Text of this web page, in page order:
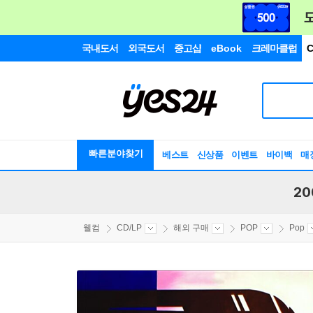
국내도서 외국도서 중고샵 eBook 크레마클럽
빠른분야찾기 베스트 신상품 이벤트 바이백 매
웰컴 CD/LP 해외 구매 POP Pop